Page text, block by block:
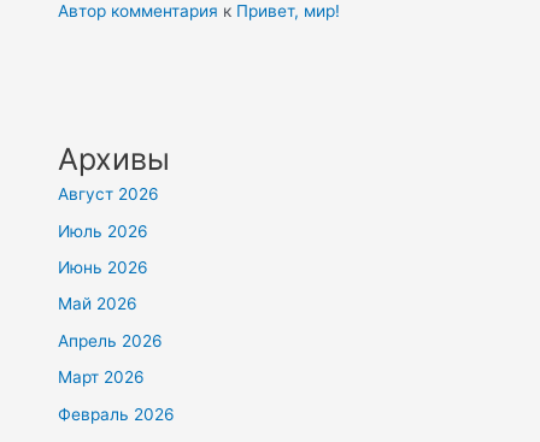
Автор комментария к Привет, мир!
Архивы
Август 2026
Июль 2026
Июнь 2026
Май 2026
Апрель 2026
Март 2026
Февраль 2026